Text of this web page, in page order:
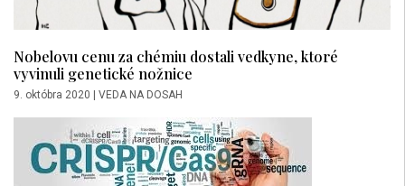
Nobelovu cenu za chémiu dostali vedkyne, ktoré
vyvinuli genetické nožnice
9. októbra 2020 VEDA NA DOSAH